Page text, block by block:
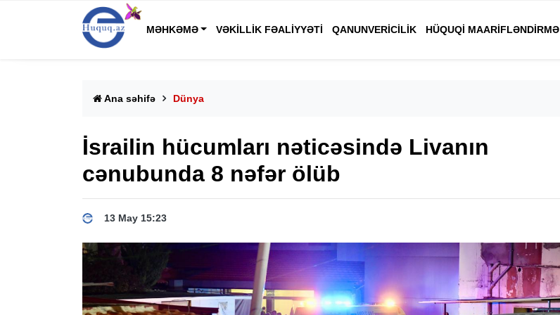
MƏHKƏMƏ VƏKILLIK FƏALIYYƏTI QANUNVERICILIK HÜQUQI MAARIFLƏNDIRMƏ
Ana səhifə Dünya
İsrailin hücumları nəticəsində Livanın
cənubunda 8 nəfər ölüb
13 May 15:23